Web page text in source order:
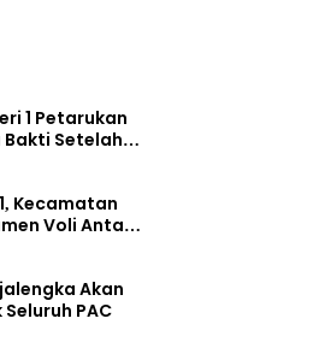
1 Petarukan
Bakti Setelah
Kecamatan
Voli Antar
Akan
PAC